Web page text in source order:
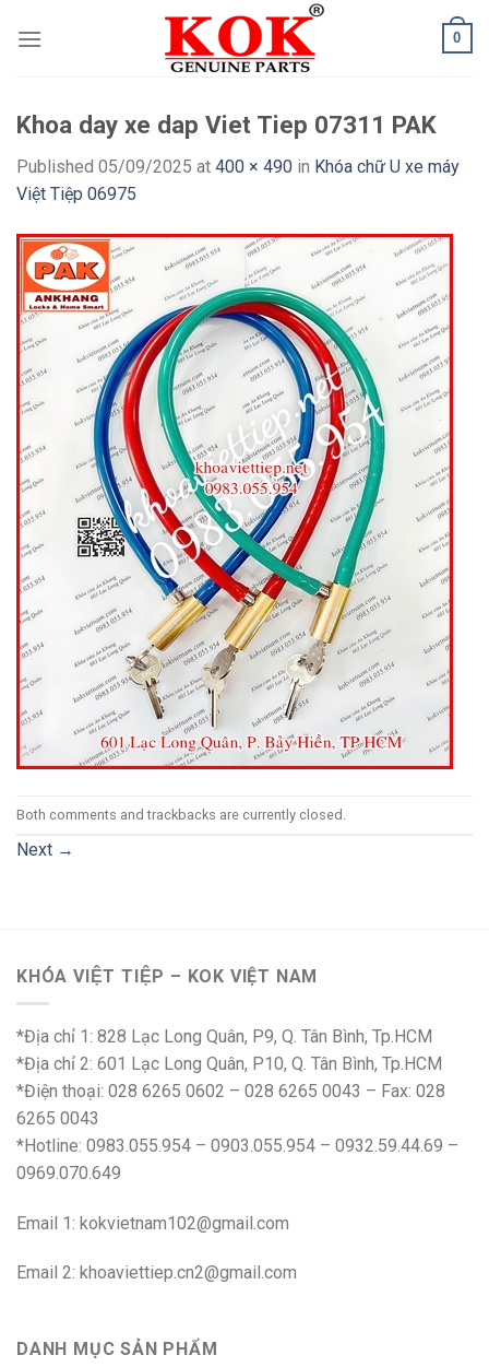
0
Khoa day xe dap Viet Tiep 07311 PAK
Published 05/09/2025 at 400 × 490 in Khóa chữ U xe máy
Việt Tiệp 06975
Both comments and trackbacks are currently closed.
Next →
KHÓA VIỆT TIỆP – KOK VIỆT NAM
*Địa chỉ 1: 828 Lạc Long Quân, P9, Q. Tân Bình, Tp.HCM
*Địa chỉ 2: 601 Lạc Long Quân, P10, Q. Tân Bình, Tp.HCM
*Điện thoại: 028 6265 0602 – 028 6265 0043 – Fax: 028
6265 0043
*Hotline: 0983.055.954 – 0903.055.954 – 0932.59.44.69 –
0969.070.649
Email 1: kokvietnam102@gmail.com
Email 2: khoaviettiep.cn2@gmail.com
DANH MỤC SẢN PHẨM